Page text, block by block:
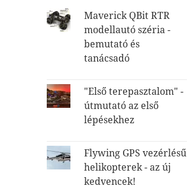
Maverick QBit RTR
modellautó széria -
bemutató és
tanácsadó
"Első terepasztalom" -
útmutató az első
lépésekhez
Flywing GPS vezérlésű
helikopterek - az új
kedvencek!